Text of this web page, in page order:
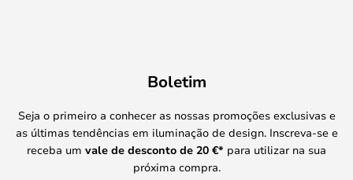
Boletim
Seja o primeiro a conhecer as nossas promoções exclusivas e
as últimas tendências em iluminação de design. Inscreva-se e
receba um vale de desconto de 20 €* para utilizar na sua
próxima compra.